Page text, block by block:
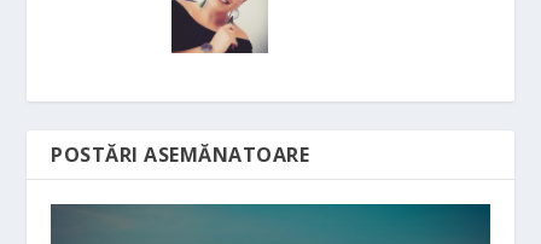
POSTĂRI ASEMĂNATOARE